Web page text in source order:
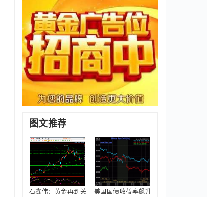
图文推荐
石鑫伟：黄金再到关
美国国债收益率飙升